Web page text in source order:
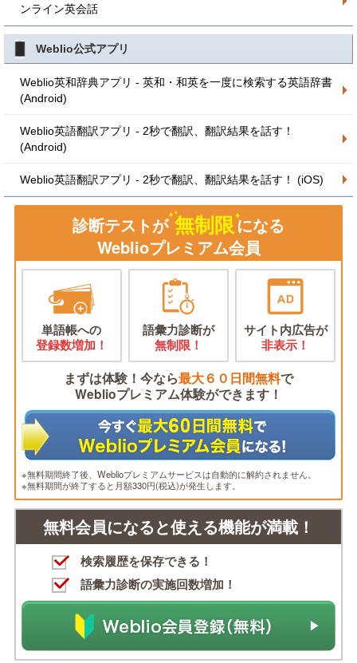
ンライン英会話
Weblio公式アプリ
Weblio英和辞典アプリ - 英和・和英を一度に検索する英語辞書
(Android)
Weblio英語翻訳アプリ - 2秒で翻訳、翻訳結果を話す！
(Android)
Weblio英語翻訳アプリ - 2秒で翻訳、翻訳結果を話す！ (iOS)
診断テストが 無制限になる
Weblioプレミアム会員
単語帳への
登録数増加！
語彙力診断が
無制限！
サイト内広告が
非表示！
まずは体験！今なら最大６０日間無料で
Weblioプレミアム体験ができます！
※無料期間終了後、Weblioプレミアムサービスは自動的に解約されません。
※無料期間が終了すると月額330円(税込)が発生します。
無料会員になると使える機能が満載！
検索履歴を保存できる！
語彙力診断の実施回数増加！